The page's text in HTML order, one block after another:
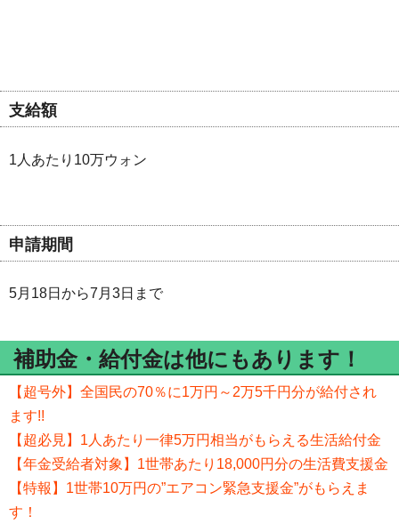
支給額
1人あたり10万ウォン
申請期間
5月18日から7月3日まで
補助金・給付金は他にもあります！
【超号外】全国民の70％に1万円～2万5千円分が給付され
ます!!
【超必見】1人あたり一律5万円相当がもらえる生活給付金
【年金受給者対象】1世帯あたり18,000円分の生活費支援金
【特報】1世帯10万円の”エアコン緊急支援金”がもらえま
す！